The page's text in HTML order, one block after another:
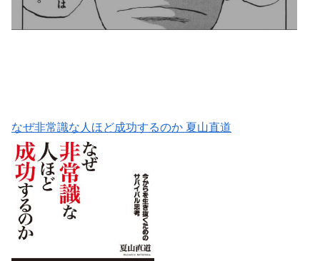
なぜ非常識な人ほど成功するのか 夏山直道